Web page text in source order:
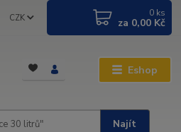
Eshop
CZK
Najít
0 ks
za 0,00 Kč